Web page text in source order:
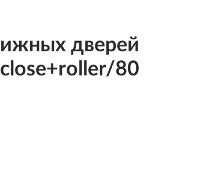
дверей
close+roller/80